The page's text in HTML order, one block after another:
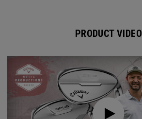
PRODUCT VIDEO